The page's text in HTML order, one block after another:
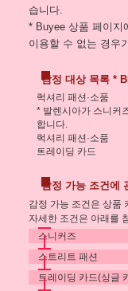
습니다.
* Buyee 상품 페이지
이용할 수 없는 경우
감정 대상 목록 *
럭셔리 패션·소품
* 발렌시아가 스니커
합니다.
럭셔리 패션·소품
트레이딩 카드
감정 가능 조건에
감정 가능 조건은 상품
자세한 조건은 아래를
스니커즈
스트리트 패션
트레이딩 카드(싱글